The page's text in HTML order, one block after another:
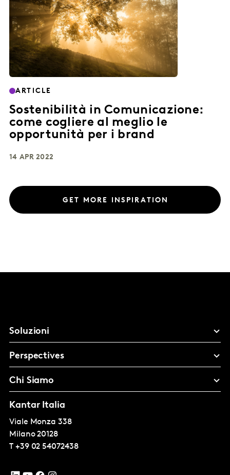
ARTICLE
Sostenibilità in Comunicazione:
come cogliere al meglio le
opportunità per i brand
14 APR 2022
GET MORE INSPIRATION
Soluzioni
Perspectives
Chi Siamo
Kantar Italia
Viale Monza 338
Milano 20128
T +39 02 54072438